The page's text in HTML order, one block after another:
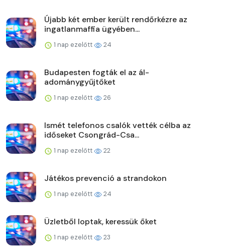
Újabb két ember került rendőrkézre az
ingatlanmaffia ügyében...
1 nap ezelőtt 24
Budapesten fogták el az ál-
adománygyűjtőket
1 nap ezelőtt 26
Ismét telefonos csalók vették célba az
időseket Csongrád-Csa...
1 nap ezelőtt 22
Játékos prevenció a strandokon
1 nap ezelőtt 24
Üzletből loptak, keressük őket
1 nap ezelőtt 23